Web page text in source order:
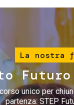
La nostra
unico per
partenza: STEP